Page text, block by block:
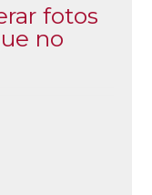
fotos
no